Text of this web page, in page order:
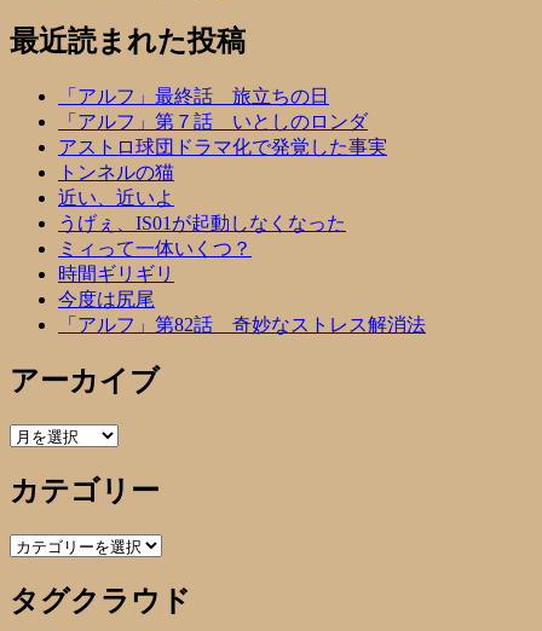
最近読まれた投稿
「アルフ」最終話 旅立ちの日
「アルフ」第７話 いとしのロンダ
アストロ球団ドラマ化で発覚した事実
トンネルの猫
近い、近いよ
うげぇ、IS01が起動しなくなった
ミィって一体いくつ？
時間ギリギリ
今度は尻尾
「アルフ」第82話 奇妙なストレス解消法
アーカイブ
ア
カ
イ
ブ
カテゴリー
カ
ゴ
リ
タグクラウド